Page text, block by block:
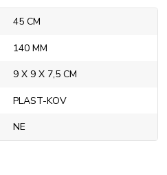
45 CM
140 MM
9 X 9 X 7,5 CM
PLAST-KOV
NE